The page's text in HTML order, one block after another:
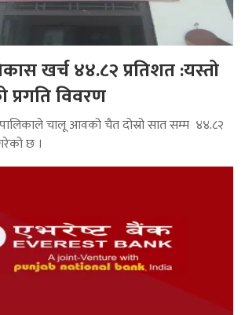
खर्च ४४.८२ प्रतिशत :यस्तो
प्रगति विवरण
चालू आवको चैत दोस्रो सात सम्म ४४.८२
छ ।